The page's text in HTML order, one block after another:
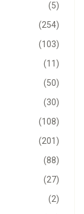
(5)
(254)
(103)
(11)
(50)
(30)
(108)
(201)
(88)
(27)
(2)